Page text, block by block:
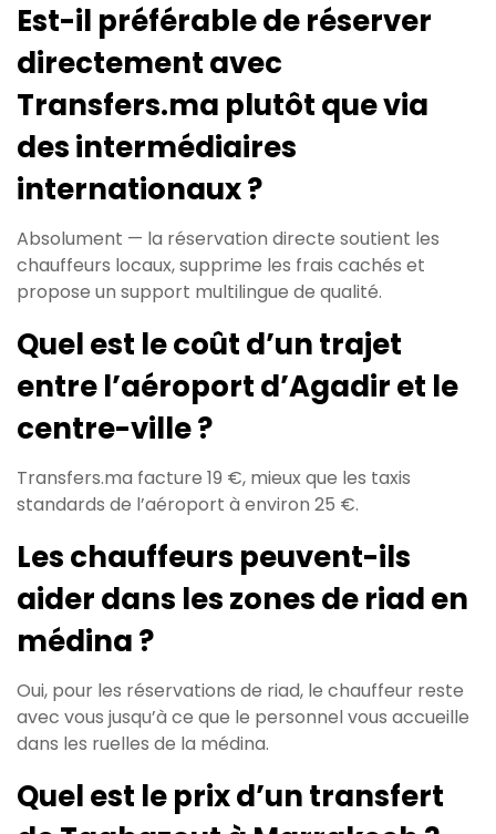
Est-il préférable de réserver
directement avec
Transfers.ma plutôt que via
des intermédiaires
internationaux ?
Absolument — la réservation directe soutient les
chauffeurs locaux, supprime les frais cachés et
propose un support multilingue de qualité.
Quel est le coût d’un trajet
entre l’aéroport d’Agadir et le
centre-ville ?
Transfers.ma facture 19 €, mieux que les taxis
standards de l’aéroport à environ 25 €.
Les chauffeurs peuvent-ils
aider dans les zones de riad en
médina ?
Oui, pour les réservations de riad, le chauffeur reste
avec vous jusqu’à ce que le personnel vous accueille
dans les ruelles de la médina.
Quel est le prix d’un transfert